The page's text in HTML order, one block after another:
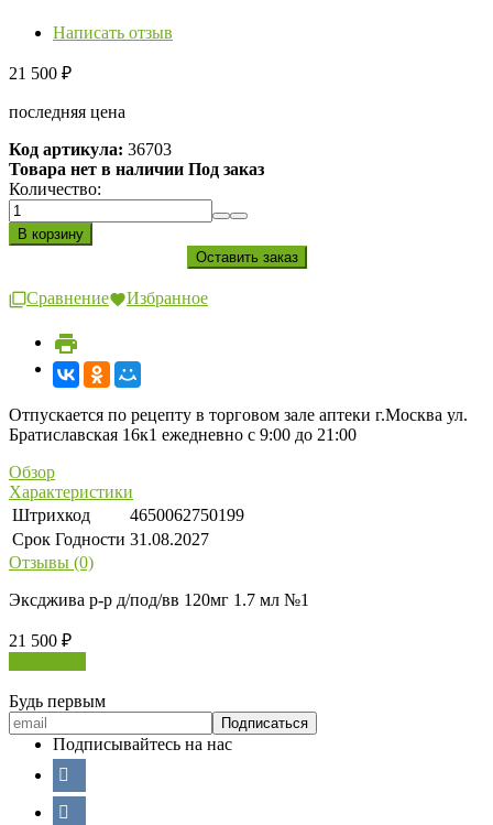
Написать отзыв
21 500 ₽
последняя цена
Код артикула: 36703
Товара нет в наличии Под заказ
Количество:
Сравнение Избранное
Отпускается по рецепту в торговом зале аптеки г.Москва ул.
Братиславская 16к1 ежедневно с 9:00 до 21:00
Обзор
Характеристики
Штрихкод
4650062750199
Срок Годности 31.08.2027
Отзывы (0)
Эксджива р-р д/под/вв 120мг 1.7 мл №1
21 500 ₽
Будь первым
Подписывайтесь на нас